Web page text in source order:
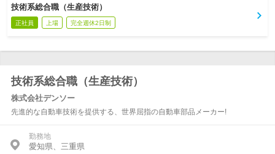
技術系総合職（生産技術）
正社員 上場 完全週休2日制
技術系総合職（生産技術）
株式会社デンソー
先進的な自動車技術を提供する、世界屈指の自動車部品メーカー!
勤務地
愛知県、三重県